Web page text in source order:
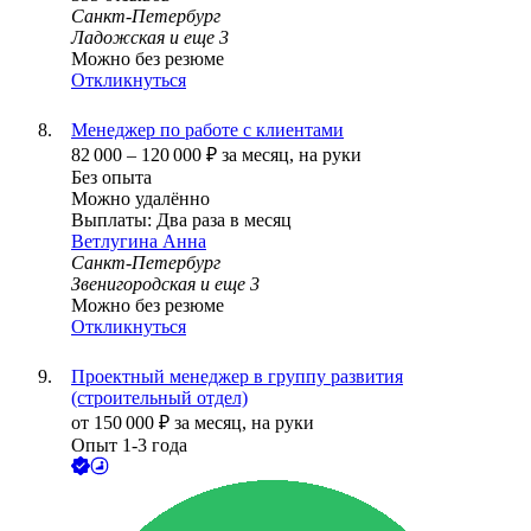
Санкт-Петербург
Ладожская и еще 3
Можно без резюме
Откликнуться
Менеджер по работе с клиентами
82 000 – 120 000 ₽ за месяц, на руки
Без опыта
Можно удалённо
Выплаты: Два раза в месяц
Ветлугина Анна
Санкт-Петербург
Звенигородская и еще 3
Можно без резюме
Откликнуться
Проектный менеджер в группу развития
(строительный отдел)
от 150 000 ₽ за месяц, на руки
Опыт 1-3 года